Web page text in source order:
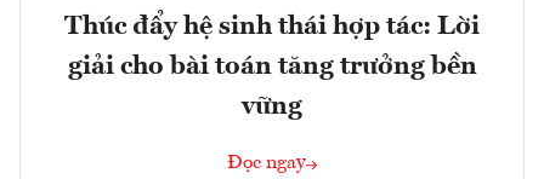
Thúc đẩy hệ sinh thái hợp tác: Lời
giải cho bài toán tăng trưởng bền
vững
Đọc ngay